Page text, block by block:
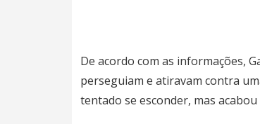
De acordo com as informações,
perseguiam e atiravam contra
tentado se esconder, mas